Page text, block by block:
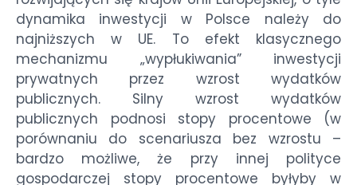
dynamika inwestycji w Polsce należy do
najniższych w UE. To efekt klasycznego
mechanizmu „wypłukiwania” inwestycji
prywatnych przez wzrost wydatków
publicznych. Silny wzrost wydatków
publicznych podnosi stopy procentowe (w
porównaniu do scenariusza bez wzrostu –
bardzo możliwe, że przy innej polityce
gospodarczej stopy procentowe byłyby w